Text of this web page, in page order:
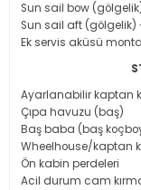
Sun sail bow
Sun sail aft (gölgelik)
Ek servis aküsü
Ayarlanabilir kaptan
Çıpa havuzu (baş)
Baş baba (baş
Wheelhouse/kaptan
Ön kabin perdeleri
Acil durum cam